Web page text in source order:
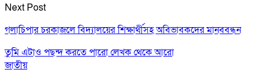
Next Post
গলাচিপার চরকাজলে বিদ্যালয়ের শিক্ষার্থীসহ অবিভাবকদের মানববন্ধন
তুমি এটাও পছন্দ করতে পারোলেখক থেকে আরো
জাতীয়